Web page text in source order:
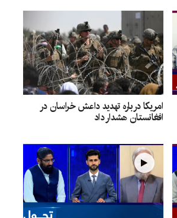
امریکا درباره تهدید داعش خراسان در
افغانستان هشدار داد